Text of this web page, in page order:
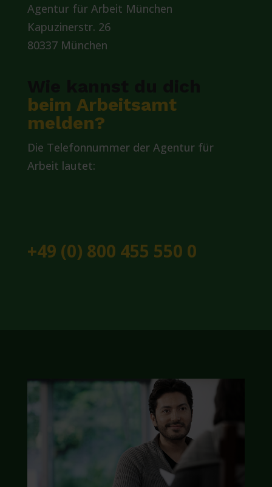
Agentur für Arbeit München
Kapuzinerstr. 26
80337 München
beim Arbeitsamt
melden?
Die Telefonnummer der Agentur für
Arbeit lautet:
+49 (0) 800 455 550 0